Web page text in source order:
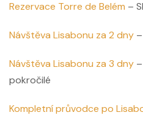
Rezervace Torre de Belém –
Návštěva Lisabonu za 2 dny
Návštěva Lisabonu za 3 dny
pokročilé
Kompletní průvodce po